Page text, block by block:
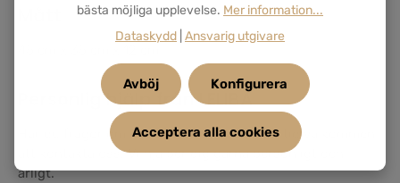
Personlig hjälp från LELIBA
Har du frågor om LELIBA Shopper är du alltid välkommen
att kontakta oss. Vi hjälper dig gärna personligt och
ärligt.
bästa möjliga upplevelse. Mer information...
Dataskydd Ansvarig utgivare
Avböj Konfigurera
Acceptera alla cookies